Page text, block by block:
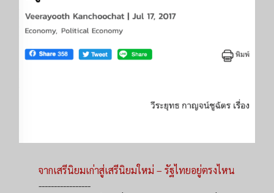
จากเสรีนิยมเก่าสู่เสรีนิยมใหม่ – รัฐไทยอยู่ตรงไหน
-----------------